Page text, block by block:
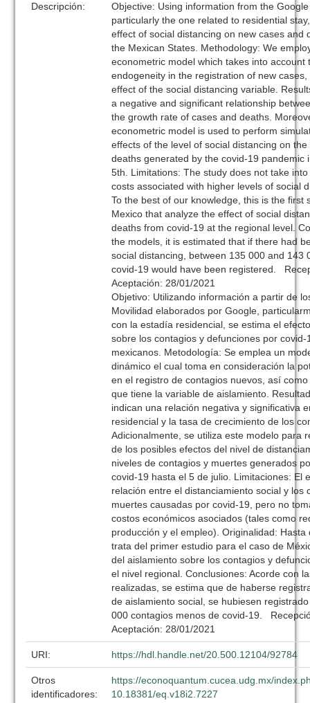
Descripción:
Objective: Using information from the
particularly the one related to residential
effect of social distancing on new cases and
the Mexican States. Methodology: We
econometric model which takes into account
endogeneity in the registration of new
effect of the social distancing variable.
a negative and significant relationship
the growth rate of cases and deaths.
econometric model is used to perform
effects of the level of social distancing on
deaths generated by the covid-19 pandemic
5th. Limitations: The study does not take
costs associated with higher levels of social
To the best of our knowledge, this is the first
Mexico that analyze the effect of social
deaths from covid-19 at the regional level.
the models, it is estimated that if there had
social distancing, between 135 000 and 143
covid-19 would have been registered.
Aceptación: 28/01/2021
Objetivo: Utilizando información a partir de
Movilidad elaborados por Google,
con la estadía residencial, se estima el
sobre los contagios y defunciones por
mexicanos. Metodología: Se emplea un
dinámico el cual toma en consideración la
en el registro de contagios nuevos, así
que tiene la variable de aislamiento.
indican una relación negativa y significativa
residencial y la tasa de crecimiento de los
Adicionalmente, se utiliza este modelo para
de los posibles efectos del nivel de
niveles de contagios y muertes generados
covid-19 hasta el 5 de julio. Limitaciones: El
relación entre el distanciamiento social y los
muertes causadas por covid-19, pero no
costos económicos asociados (tales como
producción y el empleo). Originalidad:
trata del primer estudio para el caso de
del aislamiento sobre los contagios y
el nivel regional. Conclusiones: Acorde con
realizadas, se estima que de haberse
de aislamiento social, se hubiesen
000 contagios menos de covid-19.
Aceptación: 28/01/2021
URI: https://hdl.handle.net/20.500.12104/92784
Otros
identificadores:
https://econoquantum.cucea.udg.mx/
10.18381/eq.v18i2.7227